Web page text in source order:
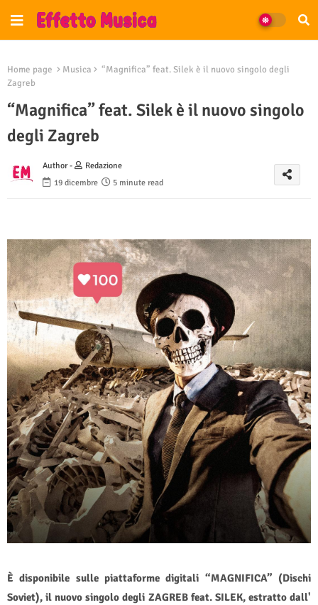
Home page Musica
“Magnifica” feat. Silek è il nuovo singolo degli
Zagreb
“Magnifica” feat. Silek è il nuovo singolo
degli Zagreb
Author -
Redazione
19 dicembre
5 minute read
È disponibile sulle piattaforme digitali “MAGNIFICA” (Dischi
Soviet), il nuovo singolo degli ZAGREB feat. SILEK, estratto dall'